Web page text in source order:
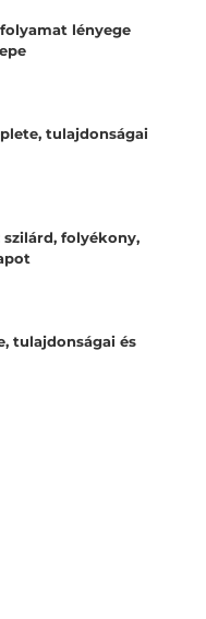
lényege
tulajdonságai
folyékony,
tulajdonságai és